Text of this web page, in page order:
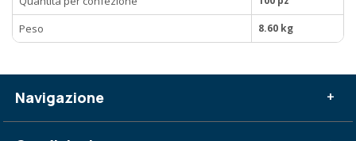
Peso 8.60 kg
Navigazione +